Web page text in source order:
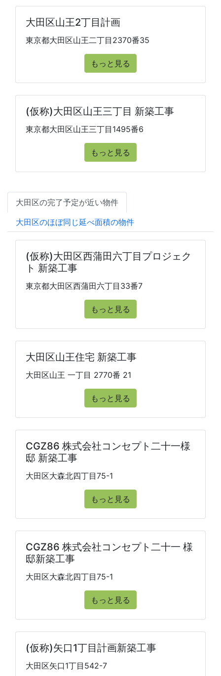
大田区山王2丁目計画
東京都大田区山王二丁目2370番35
もっと見る
(仮称)大田区山王三丁目 新築工事
東京都大田区山王三丁目1495番6
もっと見る
大田区の完了予定が近い物件
大田区のほぼ同じ延べ面積の物件
(仮称)大田区西蒲田六丁目プロジェク
ト 新築工事
東京都大田区西蒲田六丁目33番7
もっと見る
大田区山王住宅 新築工事
大田区山王 一丁目 2770番 21
もっと見る
CGZ86 株式会社コンセプト二十一様
邸 新築工事
大田区大森北四丁目75-1
もっと見る
CGZ86 株式会社コンセプト二十一 様
邸新築工事
大田区大森北四丁目75-1
もっと見る
(仮称)矢口1丁目計画新築工事
大田区矢口1丁目542-7